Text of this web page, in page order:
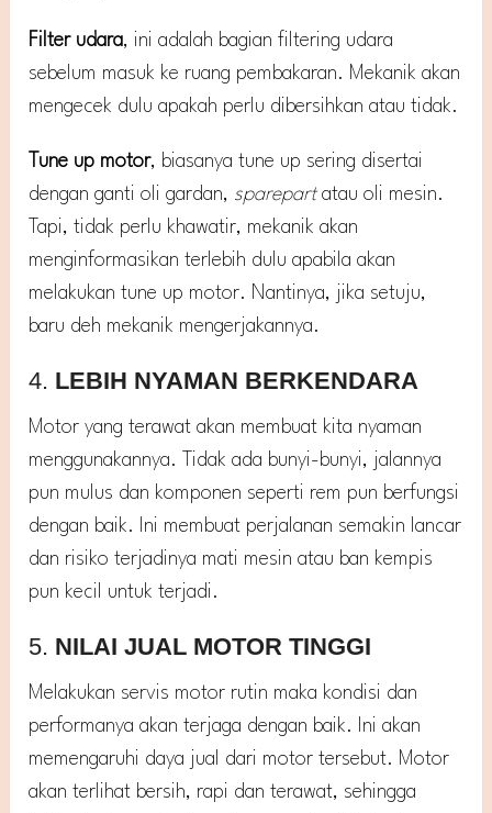
Filter udara, ini adalah bagian filtering udara
sebelum masuk ke ruang pembakaran. Mekanik akan
mengecek dulu apakah perlu dibersihkan atau tidak.
Tune up motor, biasanya tune up sering disertai
dengan ganti oli gardan, sparepartatau oli mesin.
Tapi, tidak perlu khawatir, mekanik akan
menginformasikan terlebih dulu apabila akan
melakukan tune up motor. Nantinya, jika setuju,
baru deh mekanik mengerjakannya.
4. LEBIH NYAMAN BERKENDARA
Motor yang terawat akan membuat kita nyaman
menggunakannya. Tidak ada bunyi-bunyi, jalannya
pun mulus dan komponen seperti rem pun berfungsi
dengan baik. Ini membuat perjalanan semakin lancar
dan risiko terjadinya mati mesin atau ban kempis
pun kecil untuk terjadi.
5. NILAI JUAL MOTOR TINGGI
Melakukan servis motor rutin maka kondisi dan
performanya akan terjaga dengan baik. Ini akan
memengaruhi daya jual dari motor tersebut. Motor
akan terlihat bersih, rapi dan terawat, sehingga